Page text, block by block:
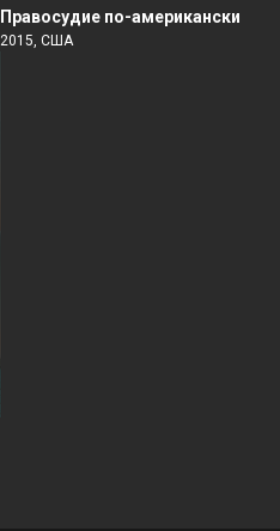
Правосудие по-американски
2015, США